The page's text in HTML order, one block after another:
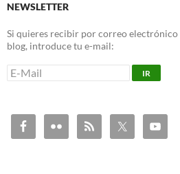
NEWSLETTER
Si quieres recibir por correo electrónico
blog, introduce tu e-mail: